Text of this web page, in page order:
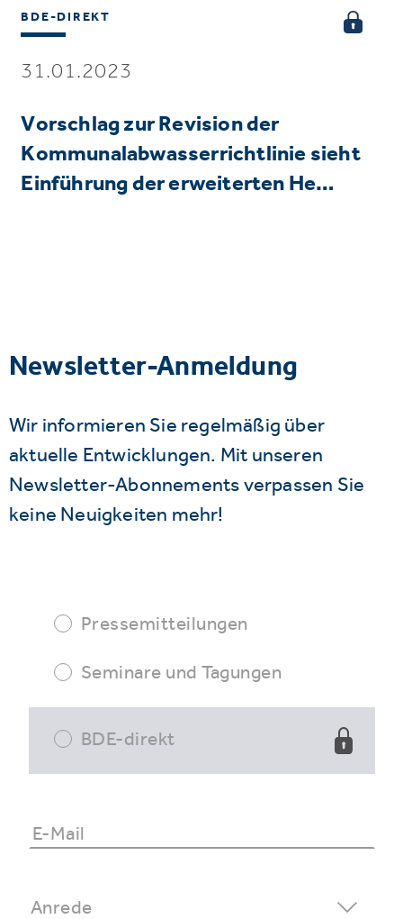
BDE-DIREKT
31.01.2023
Vorschlag zur Revision der
Kommunalabwasserrichtlinie sieht
Einführung der erweiterten He…
Newsletter-Anmeldung
Wir informieren Sie regelmäßig über
aktuelle Entwicklungen. Mit unseren
Newsletter-Abonnements verpassen Sie
keine Neuigkeiten mehr!
Pressemitteilungen
Seminare und Tagungen
BDE-direkt